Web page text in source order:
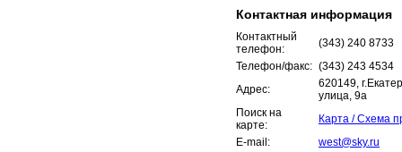
Контактная информация
Контактный
телефон:
(343) 240 8733
Телефон/факс: (343) 243 4534
Адрес:
620149,
улица, 9а
Поиск на
карте:
Карта / Схема
E-mail:
west@sky.ru